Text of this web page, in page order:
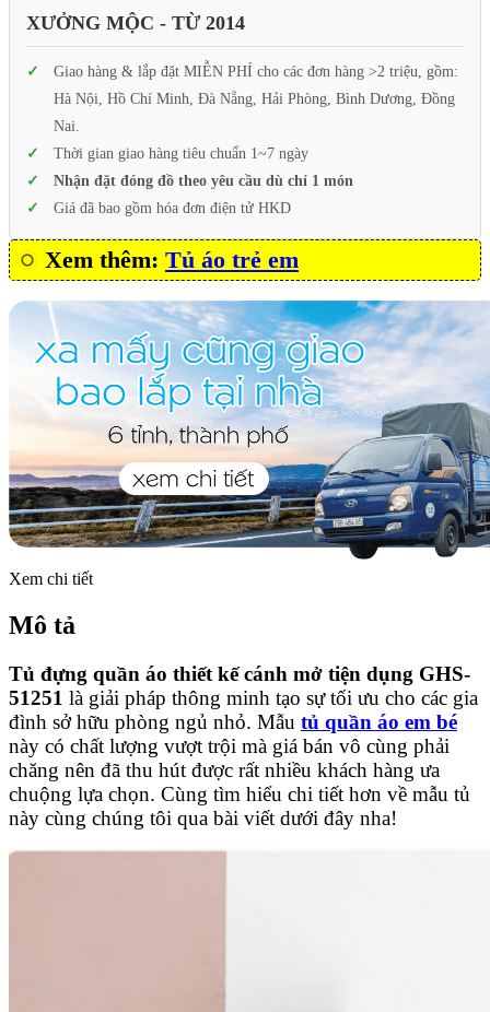
XƯỞNG MỘC - TỪ 2014
Giao hàng & lắp đặt MIỄN PHÍ cho các đơn hàng >2 triệu, gồm:
Hà Nội, Hồ Chí Minh, Đà Nẵng, Hải Phòng, Bình Dương, Đồng
Nai.
Thời gian giao hàng tiêu chuẩn 1~7 ngày
Nhận đặt đóng đồ theo yêu cầu dù chỉ 1 món
Giá đã bao gồm hóa đơn điện tử HKD
Xem thêm: Tủ áo trẻ em
Xem chi tiết
Mô tả
Tủ đựng quần áo thiết kế cánh mở tiện dụng GHS-
51251 là giải pháp thông minh tạo sự tối ưu cho các gia
đình sở hữu phòng ngủ nhỏ. Mẫu tủ quần áo em bé
này có chất lượng vượt trội mà giá bán vô cùng phải
chăng nên đã thu hút được rất nhiều khách hàng ưa
chuộng lựa chọn. Cùng tìm hiểu chi tiết hơn về mẫu tủ
này cùng chúng tôi qua bài viết dưới đây nha!